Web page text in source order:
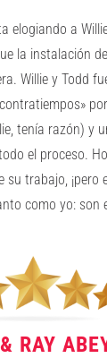
elogiando a
la instalación
Willie y Todd
tenía razón) y
el proceso.
trabajo, ¡pero
como yo: son
RAY